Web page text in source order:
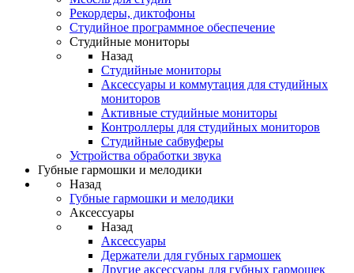
Рекордеры, диктофоны
Студийное программное обеспечение
Студийные мониторы
Назад
Студийные мониторы
Аксессуары и коммутация для студийных
мониторов
Активные студийные мониторы
Контроллеры для студийных мониторов
Студийные сабвуферы
Устройства обработки звука
Губные гармошки и мелодики
Назад
Губные гармошки и мелодики
Аксессуары
Назад
Аксессуары
Держатели для губных гармошек
Другие аксессуары для губных гармошек